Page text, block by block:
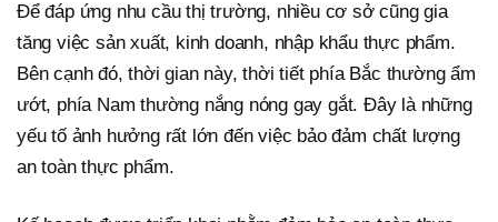
Để đáp ứng nhu cầu thị trường, nhiều cơ sở cũng gia
tăng việc sản xuất, kinh doanh, nhập khẩu thực phẩm.
Bên cạnh đó, thời gian này, thời tiết phía Bắc thường ẩm
ướt, phía Nam thường nắng nóng gay gắt. Đây là những
yếu tố ảnh hưởng rất lớn đến việc bảo đảm chất lượng
an toàn thực phẩm.